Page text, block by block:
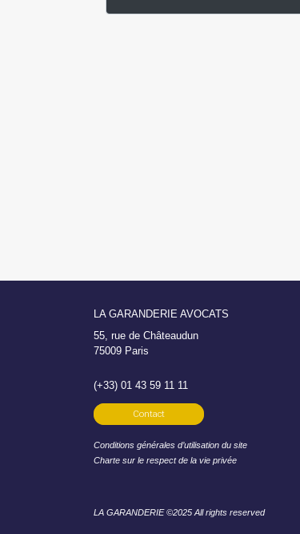
LA GARANDERIE AVOCATS
55, rue de Châteaudun
75009 Paris
(+33) 01 43 59 11 11
Contact
Conditions générales d’utilisation du site
Charte sur le respect de la vie privée
LA GARANDERIE ©2025 All rights reserved